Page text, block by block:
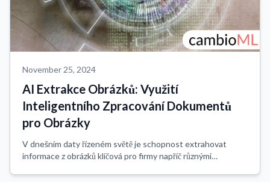
November 25, 2024
AI Extrakce Obrázků: Využití
Inteligentního Zpracování Dokumentů
pro Obrázky
V dnešním daty řízeném světě je schopnost extrahovat
informace z obrázků klíčová pro firmy napříč různými